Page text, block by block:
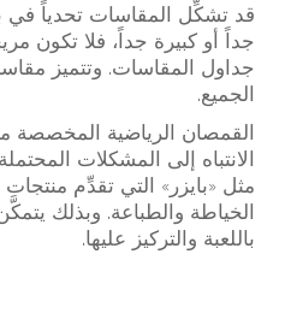
قد تشكِّل المقاسات تحدياً في
جداً أو كبيرة جداً، فلا تكون
جداول المقاسات. وتتميز
الجميع.
القمصان الرياضية المخصصة
الانتباه إلى المشكلات
مثل «بايزر» التي تقدِّم
الخياطة والطباعة. وبذلك
باللعبة والتركيز عليها.